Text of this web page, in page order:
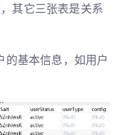
其它三张表是关系
的基本信息，如用户